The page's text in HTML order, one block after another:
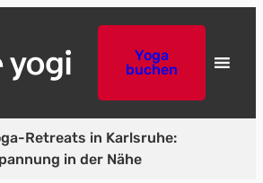
Yoga
buchen
Retreats in Karlsruhe:
in der Nähe